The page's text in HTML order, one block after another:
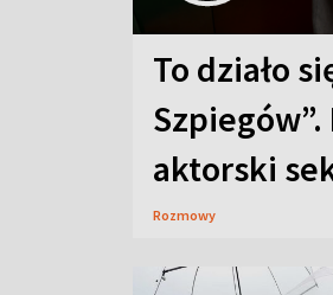
To działo
aktorski
Rozmowy